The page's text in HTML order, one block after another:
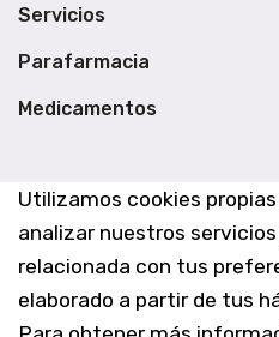
Utilizamos cookies
analizar nuestros
relacionada con tus
elaborado a partir de tus
Servicios
Parafarmacia
Medicamentos